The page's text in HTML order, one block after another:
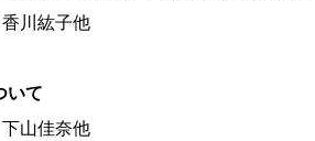
川紘子他
いて
山佳奈他